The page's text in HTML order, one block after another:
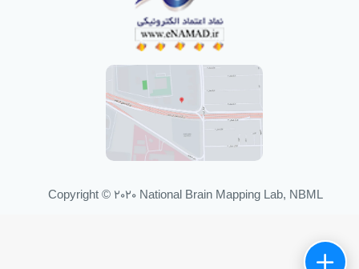
Copyright © 2020 National Brain Mapping Lab, NBML